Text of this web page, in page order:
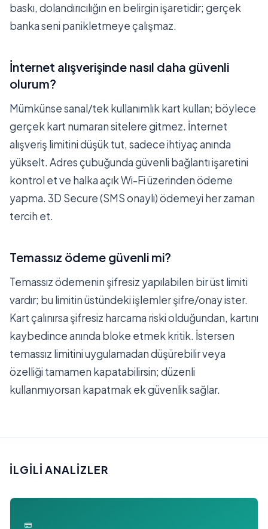
baskı, dolandırıcılığın en belirgin işaretidir; gerçek
banka seni panikletmeye çalışmaz.
İnternet alışverişinde nasıl daha güvenli
olurum?
Mümkünse sanal/tek kullanımlık kart kullan; böylece
gerçek kart numaran sitelere gitmez. İnternet
alışveriş limitini düşük tut, sadece ihtiyaç anında
yükselt. Adres çubuğunda güvenli bağlantı işaretini
kontrol et ve halka açık Wi-Fi üzerinden ödeme
yapma. 3D Secure (SMS onaylı) ödemeyi her zaman
tercih et.
Temassız ödeme güvenli mi?
Temassız ödemenin şifresiz yapılabilen bir üst limiti
vardır; bu limitin üstündeki işlemler şifre/onay ister.
Kart çalınırsa şifresiz harcama riski olduğundan, kartını
kaybedince anında bloke etmek kritik. İstersen
temassız limitini uygulamadan düşürebilir veya
özelliği tamamen kapatabilirsin; düzenli
kullanmıyorsan kapatmak ek güvenlik sağlar.
İLGILI ANALIZLER